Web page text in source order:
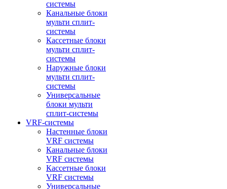
системы
Канальные блоки
мульти сплит-
системы
Кассетные блоки
мульти сплит-
системы
Наружные блоки
мульти сплит-
системы
Универсальные
блоки мульти
сплит-системы
VRF-системы
Настенные блоки
VRF системы
Канальные блоки
VRF системы
Кассетные блоки
VRF системы
Универсальные